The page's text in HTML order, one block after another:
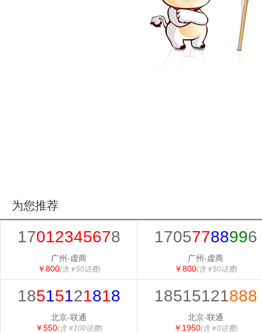
为您推荐
17012345678
广州-虚商
￥800(含￥50话费)
17057788996
广州-虚商
￥800(含￥50话费)
18515121818
北京-联通
￥550(含￥100话费)
18515121888
北京-联通
￥1950(含￥0话费)